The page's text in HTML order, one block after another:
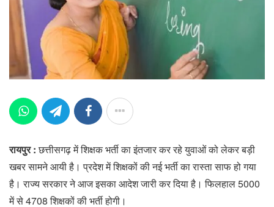
रायपुर :छत्तीसगढ़ में शिक्षक भर्ती का इंतजार कर रहे युवाओं को लेकर बड़ी
खबर सामने आयी है। प्रदेश में शिक्षकों की नई भर्ती का रास्ता साफ हो गया
है। राज्य सरकार ने आज इसका आदेश जारी कर दिया है। फिलहाल 5000
में से 4708 शिक्षकों की भर्ती होगी।